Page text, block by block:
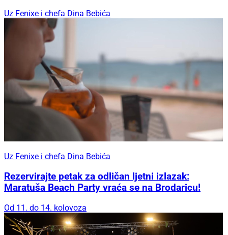
Uz Fenixe i chefa Dina Bebića
Uz Fenixe i chefa Dina Bebića
Rezervirajte petak za odličan ljetni izlazak:
Maratuša Beach Party vraća se na Brodaricu!
Od 11. do 14. kolovoza